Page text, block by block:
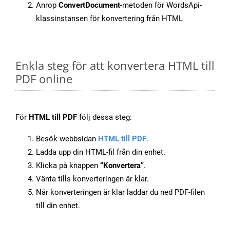
Anrop ConvertDocument-metoden för WordsApi-
klassinstansen för konvertering från HTML
Enkla steg för att konvertera HTML till
PDF online
För HTML till PDF följ dessa steg:
Besök webbsidan HTML till PDF.
Ladda upp din HTML-fil från din enhet.
Klicka på knappen “Konvertera”.
Vänta tills konverteringen är klar.
När konverteringen är klar laddar du ned PDF-filen
till din enhet.